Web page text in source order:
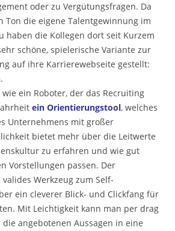
oder zu Vergütungsfragen. Da
Ton die eigene Talentgewinnung im
haben die Kollegen dort seit Kurzem
schöne, spielerische Variante zur
auf ihre Karrierewebseite gestellt:
.
ein Roboter, der das Recruiting
ein Orientierungstool, welches
Unternehmens mit großer
bietet mehr über die Leitwerte
zu erfahren und wie gut
Vorstellungen passen. Der
Werkzeug zum Self-
ein cleverer Blick- und Clickfang für
Mit Leichtigkeit kann man per drag
angebotenen Aussagen in eine